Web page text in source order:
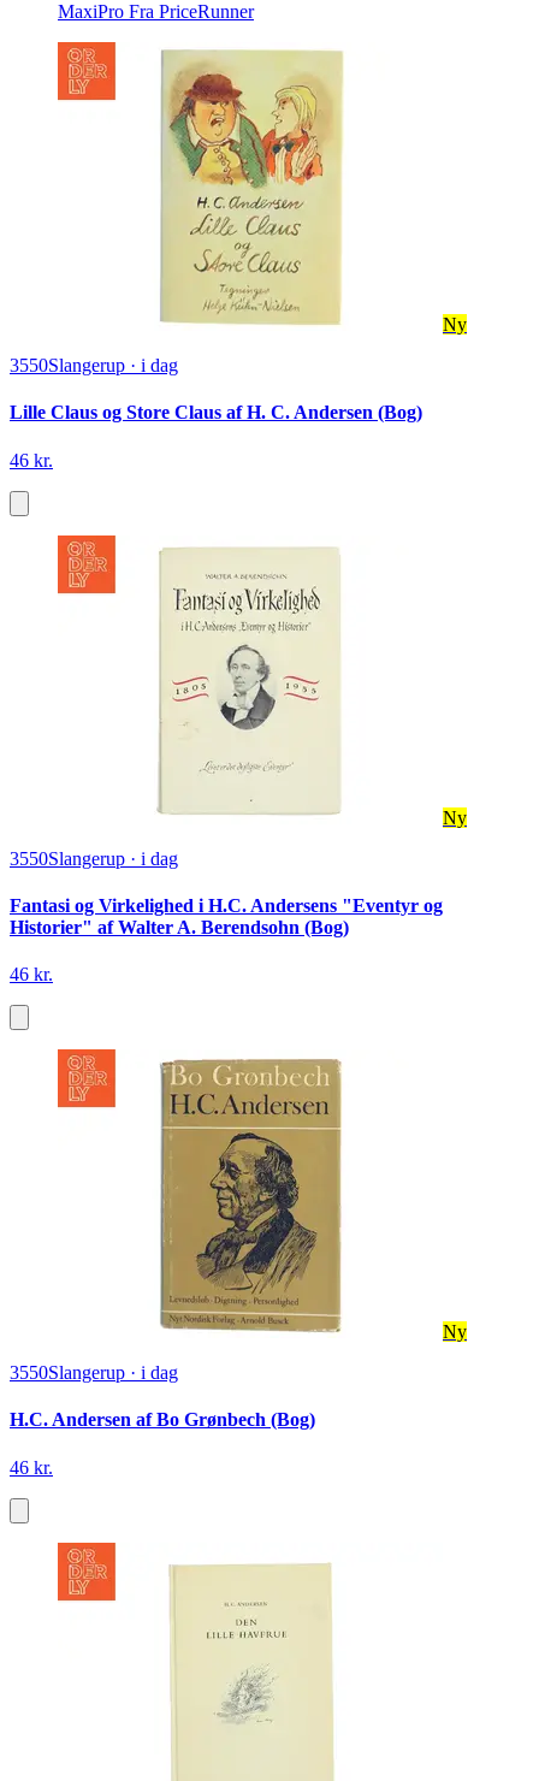
MaxiPro Fra PriceRunner
Ny
3550Slangerup · i dag
Lille Claus og Store Claus af H. C. Andersen (Bog)
46 kr.
Ny
3550Slangerup · i dag
Fantasi og Virkelighed i H.C. Andersens "Eventyr og
Historier" af Walter A. Berendsohn (Bog)
46 kr.
Ny
3550Slangerup · i dag
H.C. Andersen af Bo Grønbech (Bog)
46 kr.